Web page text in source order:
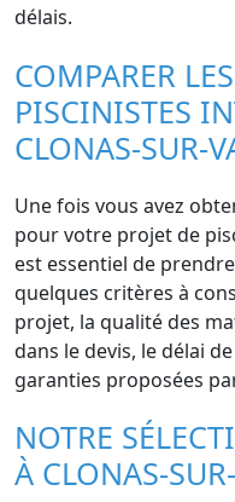
délais.
COMPARER
PISCINISTES
CLONAS-SUR-
Une fois vous avez
pour votre projet de
est essentiel de
quelques critères à
projet, la qualité des
dans le devis, le délai
garanties proposées
NOTRE
À CLONAS-